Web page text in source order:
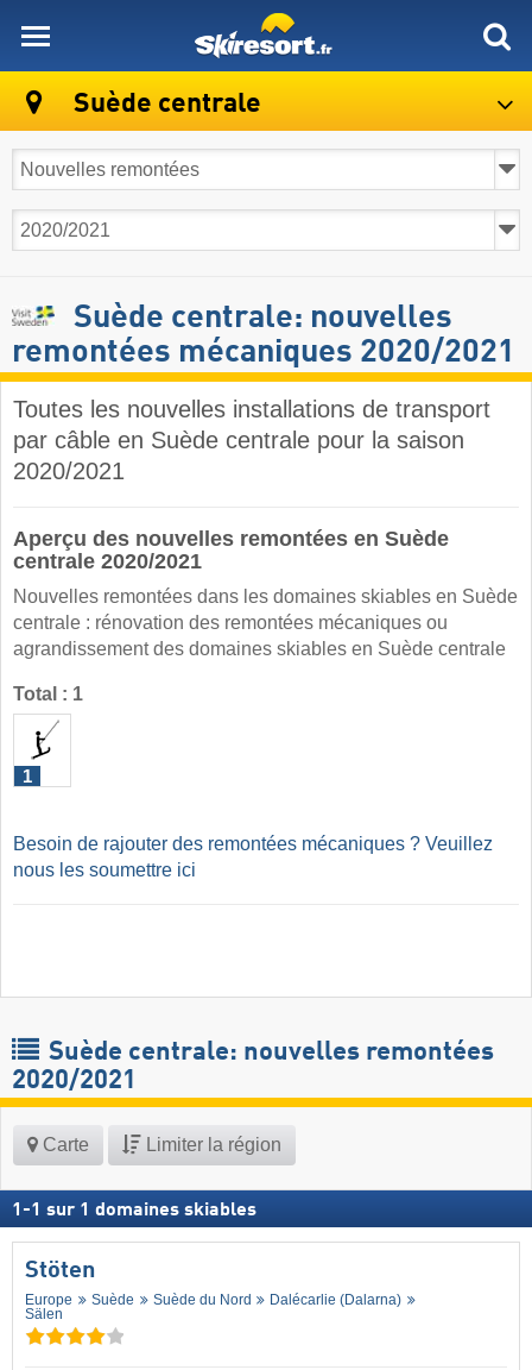
Suède centrale
Suède centrale: nouvelles
remontées mécaniques 2020/2021
Toutes les nouvelles installations de transport
par câble en Suède centrale pour la saison
2020/2021
Aperçu des nouvelles remontées en Suède
centrale 2020/2021
Nouvelles remontées dans les domaines skiables en Suède
centrale : rénovation des remontées mécaniques ou
agrandissement des domaines skiables en Suède centrale
Total : 1
1
Besoin de rajouter des remontées mécaniques ? Veuillez
nous les soumettre ici
Suède centrale: nouvelles remontées
2020/2021
Carte Limiter la région
1 -1 sur 1 domaines skiables
Stöten
Europe Suède Suède du Nord
Dalécarlie (Dalarna)
Sälen